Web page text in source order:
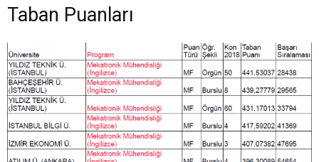
Taban Puanları